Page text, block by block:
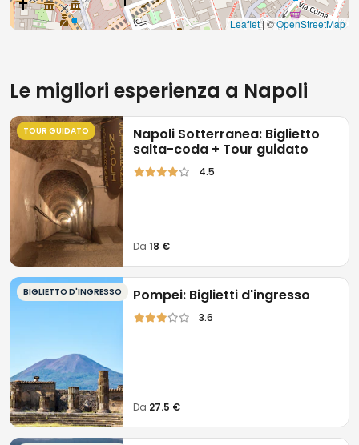
Leaflet| ©OpenStreetMap
Le migliori esperienza a Napoli
TOUR GUIDATO
Napoli Sotterranea: Biglietto
salta-coda + Tour guidato
4.5
Da18 €
BIGLIETTO D'INGRESSO Pompei: Biglietti d'ingresso
3.6
Da 27.5 €